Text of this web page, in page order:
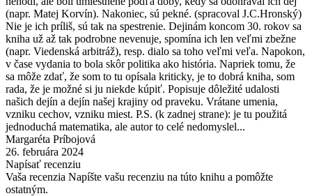
(napr. Matej Korvín). Nakoniec, sú pekné. (spracoval J.C.Hronský)
Nie je ich príliš, sú tak na spestrenie. Dejinám koncom 30. rokov sa
kniha už až tak podrobne nevenuje, spomína ich len veľmi zbežne
(napr. Viedenská arbitráž), resp. dialo sa toho veľmi veľa. Napokon,
v čase vydania to bola skôr politika ako história. Napriek tomu, že
sa môže zdať, že som to tu opísala kriticky, je to dobrá kniha, som
rada, že je možné si ju niekde kúpiť. Popisuje dôležité udalosti
našich dejín a dejín našej krajiny od praveku. Vrátane umenia,
vzniku cechov, vzniku miest. P.S. (k zadnej strane): je tu použitá
jednoduchá matematika, ale autor to celé nedomyslel...
Margaréta Príbojová
26. februára 2024
Napísať recenziu
Vaša recenzia Napíšte vašu recenziu na túto knihu a pomôžte
ostatným.